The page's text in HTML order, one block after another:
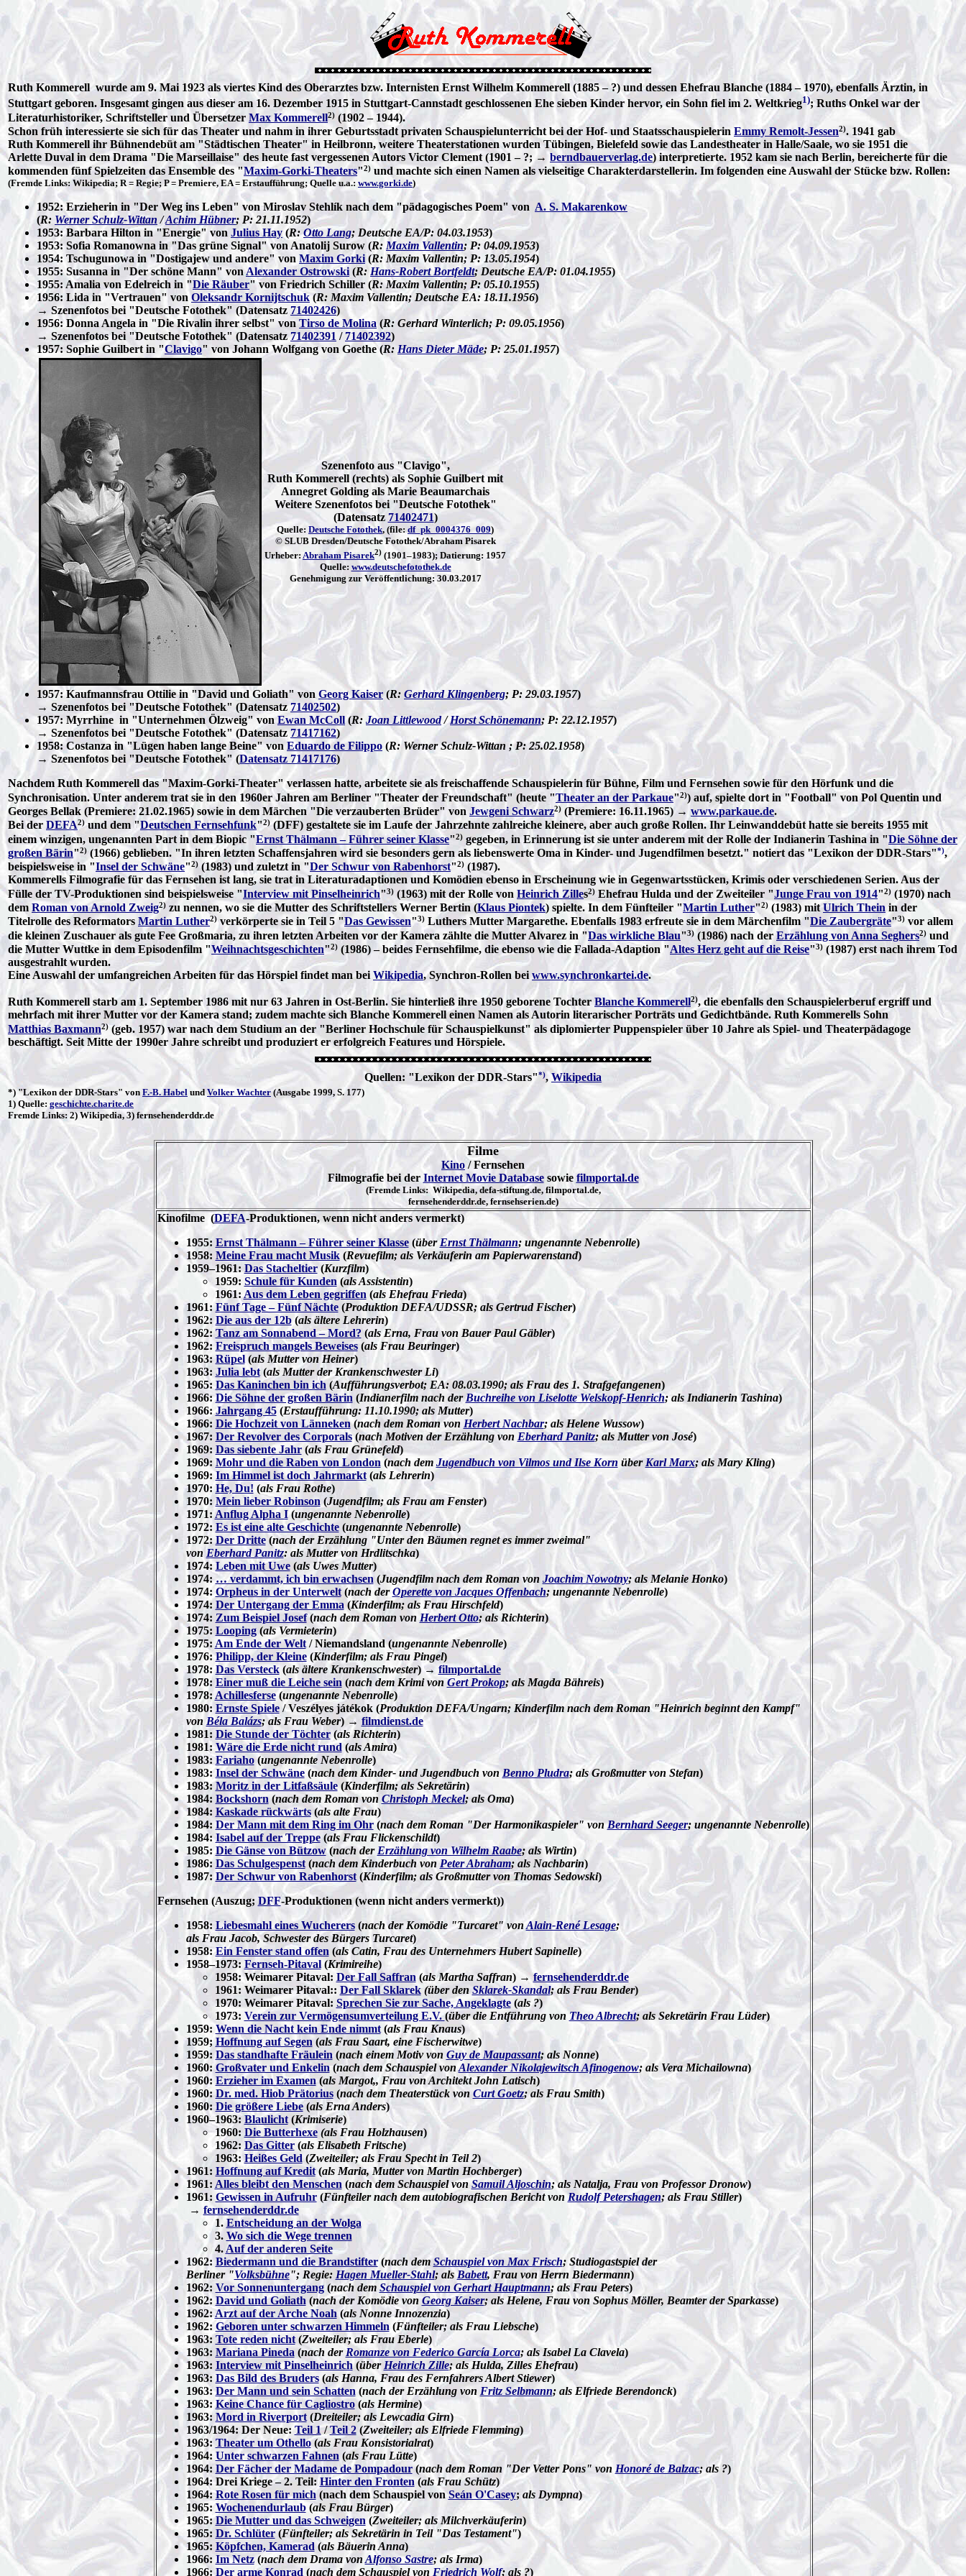
Ruth Kommerell wurde am 9. Mai 1923 als viertes Kind des Oberarztes bzw. Internisten Ernst Wilhelm Kommerell (1885 – ?) und dessen Ehefrau Blanche (1884 – 1970), ebenfalls Ärztin, in
Stuttgart geboren. Insgesamt gingen aus dieser am 16. Dezember 1915 in Stuttgart-Cannstadt geschlossenen Ehe sieben Kinder hervor, ein Sohn fiel im 2. Weltkrieg1); Ruths Onkel war der
Literaturhistoriker, Schriftsteller und Übersetzer Max Kommerell2) (1902 – 1944).
Schon früh interessierte sie sich für das Theater und nahm in ihrer Geburtsstadt privaten Schauspielunterricht bei der Hof- und Staatsschauspielerin Emmy Remolt-Jessen2). 1941 gab
Ruth Kommerell ihr Bühnendebüt am "Städtischen Theater" in Heilbronn, weitere Theaterstationen wurden Tübingen, Bielefeld sowie das Landestheater in Halle/Saale, wo sie 1951 die
Arlette Duval in dem Drama "Die Marseillaise" des heute fast vergessenen Autors Victor Clement (1901 – ?; → berndbauerverlag.de) interpretierte. 1952 kam sie nach Berlin, bereicherte für die
kommenden fünf Spielzeiten das Ensemble des "Maxim-Gorki-Theaters"2) und machte sich einen Namen als vielseitige Charakterdarstellerin. Im folgenden eine Auswahl der Stücke bzw. Rollen:
(Fremde Links: Wikipedia; R = Regie; P = Premiere, EA = Erstaufführung; Quelle u.a.: www.gorki.de)
1952: Erzieherin in "Der Weg ins Leben" von Miroslav Stehlík nach dem "pädagogisches Poem" von A. S. Makarenkow
(R: Werner Schulz-Wittan /Achim Hübner; P: 21.11.1952)
1953: Barbara Hilton in "Energie" von Julius Hay (R:Otto Lang; Deutsche EA/P: 04.03.1953)
1953: Sofia Romanowna in "Das grüne Signal" von Anatolij Surow (R: Maxim Vallentin; P: 04.09.1953)
1954: Tschugunowa in "Dostigajew und andere" von Maxim Gorki (R: Maxim Vallentin; P: 13.05.1954)
1955: Susanna in "Der schöne Mann" vonAlexander Ostrowski (R: Hans-Robert Bortfeldt; Deutsche EA/P: 01.04.1955)
1955: Amalia von Edelreich in "Die Räuber" von Friedrich Schiller (R: Maxim Vallentin; P: 05.10.1955)
1956: Lida in "Vertrauen" vonOleksandr Kornijtschuk(R: Maxim Vallentin; Deutsche EA: 18.11.1956)
→ Szenenfotos bei "Deutsche Fotothek" (Datensatz 71402426)
1956: Donna Angela in "Die Rivalin ihrer selbst" von Tirso de Molina (R: Gerhard Winterlich; P: 09.05.1956)
→ Szenenfotos bei "Deutsche Fotothek" (Datensatz71402391 / 71402392)
1957: Sophie Guilbert in "Clavigo" von Johann Wolfgang von Goethe (R: Hans Dieter Mäde; P: 25.01.1957)
Szenenfoto aus "Clavigo",
Ruth Kommerell (rechts) als Sophie Guilbert mit
Annegret Golding als Marie Beaumarchais
Weitere Szenenfotos bei "Deutsche Fotothek"
(Datensatz 71402471)
Quelle: Deutsche Fotothek, (file: df_pk_0004376_009)
© SLUB Dresden/Deutsche Fotothek/Abraham Pisarek
Urheber: Abraham Pisarek2) (1901–1983); Datierung: 1957
Quelle: www.deutschefotothek.de
Genehmigung zur Veröffentlichung: 30.03.2017
1957: Kaufmannsfrau Ottilie in "David und Goliath" von Georg Kaiser (R: Gerhard Klingenberg; P: 29.03.1957)
→ Szenenfotos bei "Deutsche Fotothek" (Datensatz71402502)
1957: Myrrhine in "Unternehmen Ölzweig" vonEwan McColl(R: Joan Littlewood/Horst Schönemann; P: 22.12.1957)
→ Szenenfotos bei "Deutsche Fotothek" (Datensatz71417162)
1958: Costanza in "Lügen haben lange Beine" von Eduardo de Filippo (R: Werner Schulz-Wittan ; P: 25.02.1958)
→ Szenenfotos bei "Deutsche Fotothek" (Datensatz 71417176)
Nachdem Ruth Kommerell das "Maxim-Gorki-Theater" verlassen hatte, arbeitete sie als freischaffende Schauspielerin für Bühne, Film und Fernsehen sowie für den Hörfunk und die
Synchronisation. Unter anderem trat sie in den 1960er Jahren am Berliner "Theater der Freundschaft" (heute "Theater an der Parkaue"2)) auf, spielte dort in "Football" von Pol Quentin und
Georges Bellak (Premiere: 21.02.1965) sowie in dem Märchen "Die verzauberten Brüder" von Jewgeni Schwarz2) (Premiere: 16.11.1965) → www.parkaue.de.
Bei der DEFA2)und dem "Deutschen Fernsehfunk"2)(DFF) gestaltete sie im Laufe der Jahrzehnte zahlreiche kleinere, aber auch große Rollen. Ihr Leinwanddebüt hatte sie bereits 1955 mit
einem winzigen, ungenannten Part in dem Biopic "Ernst Thälmann – Führer seiner Klasse"2) gegeben, in Erinnerung ist sie unter anderem mit der Rolle der Indianerin Tashina in "Die Söhne der
großen Bärin"2) (1966) geblieben. "In ihren letzten Schaffensjahren wird sie besonders gern als liebenswerte Oma in Kinder- und Jugendfilmen besetzt." notiert das "Lexikon der DDR-Stars"*),
beispielsweise in "Insel der Schwäne"2) (1983) und zuletzt in "Der Schwur von Rabenhorst"2) (1987).
Kommerells Filmografie für das Fernsehen ist lang, sie trat in Literaturadaptionen und Komödien ebenso in Erscheinung wie in Gegenwartsstücken, Krimis oder verschiedenen Serien. Aus der
Fülle der TV-Produktionen sind beispielsweise "Interview mit Pinselheinrich"3) (1963) mit der Rolle von Heinrich Zilles2) Ehefrau Hulda und der Zweiteiler "Junge Frau von 1914"2) (1970) nach
dem Roman von Arnold Zweig2) zu nennen, wo sie die Mutter des Schriftstellers Werner Bertin (Klaus Piontek) spielte. In dem Fünfteiler "Martin Luther"2) (1983) mitUlrich Thein in der
Titelrolle des Reformators Martin Luther2)verkörperte sie in Teil 5 "Das Gewissen"3) Luthers Mutter Margarethe. Ebenfalls 1983 erfreute sie in dem Märchenfilm "Die Zaubergräte"3) vor allem
die kleinen Zuschauer als gute Fee Großmaria, zu ihren letzten Arbeiten vor der Kamera zählte die Mutter Alvarez in "Das wirkliche Blau"3) (1986) nach der Erzählung von Anna Seghers2) und
die Mutter Wuttke in dem Episodenfilm "Weihnachtsgeschichten"2) (1986) – beides Fernsehfilme, die ebenso wie die Fallada-Adaption "Altes Herz geht auf die Reise"3) (1987) erst nach ihrem Tod
ausgestrahlt wurden.
Eine Auswahl der umfangreichen Arbeiten für das Hörspiel findet man bei Wikipedia, Synchron-Rollen bei www.synchronkartei.de.
Ruth Kommerell starb am 1. September 1986 mit nur 63 Jahren in Ost-Berlin. Sie hinterließ ihre 1950 geborene Tochter Blanche Kommerell2), die ebenfalls den Schauspielerberuf ergriff und
mehrfach mit ihrer Mutter vor der Kamera stand; zudem machte sich Blanche Kommerell einen Namen als Autorin literarischer Porträts und Gedichtbände. Ruth Kommerells Sohn
Matthias Baxmann2)(geb. 1957) war nach dem Studium an der "Berliner Hochschule für Schauspielkunst" als diplomierter Puppenspieler über 10 Jahre als Spiel- und Theaterpädagoge
beschäftigt. Seit Mitte der 1990er Jahre schreibt und produziert er erfolgreich Features und Hörspiele.
Quellen: "Lexikon der DDR-Stars"*),Wikipedia
*) "Lexikon der DDR-Stars" von F.-B. Habel undVolker Wachter (Ausgabe 1999, S. 177)
1) Quelle: geschichte.charite.de
Fremde Links: 2) Wikipedia, 3) fernsehenderddr.de
Filme
Kino / Fernsehen
Filmografie bei der Internet Movie Databasesowie filmportal.de
(Fremde Links: Wikipedia, defa-stiftung.de, filmportal.de,
fernsehenderddr.de, fernsehserien.de)
Kinofilme(DEFA-Produktionen, wenn nicht anders vermerkt)
1955: Ernst Thälmann – Führer seiner Klasse(überErnst Thälmann; ungenannte Nebenrolle)
1958: Meine Frau macht Musik(Revuefilm; als Verkäuferin am Papierwarenstand)
1959–1961: Das Stacheltier(Kurzfilm)
1959: Schule für Kunden (als Assistentin)
1961: Aus dem Leben gegriffen (als Ehefrau Frieda)
1961:Fünf Tage – Fünf Nächte(Produktion DEFA/UDSSR; als Gertrud Fischer)
1962: Die aus der 12b(als ältere Lehrerin)
1962:Tanz am Sonnabend – Mord? (als Erna, Frau von Bauer Paul Gäbler)
1962: Freispruch mangels Beweises(als Frau Beuringer)
1963: Rüpel(als Mutter von Heiner)
1963: Julia lebt(als Mutter der Krankenschwester Li)
1965: Das Kaninchen bin ich (Aufführungsverbot; EA: 08.03.1990; als Frau des 1. Strafgefangenen)
1966:Die Söhne der großen Bärin (Indianerfilm nach derBuchreihe von Liselotte Welskopf-Henrich; als Indianerin Tashina)
1966: Jahrgang 45(Erstaufführung: 11.10.1990; als Mutter)
1966: Die Hochzeit von Länneken(nach dem Roman von Herbert Nachbar; als Helene Wussow)
1967: Der Revolver des Corporals(nach Motiven der Erzählung von Eberhard Panitz; als Mutter von José)
1969: Das siebente Jahr(als Frau Grünefeld)
1969: Mohr und die Raben von London (nach dem Jugendbuch von Vilmos und Ilse Korn über Karl Marx; als Mary Kling)
1969: Im Himmel ist doch Jahrmarkt(als Lehrerin)
1970: He, Du! (als Frau Rothe)
1970: Mein lieber Robinson (Jugendfilm; als Frau am Fenster)
1971: Anflug Alpha I(ungenannte Nebenrolle)
1972: Es ist eine alte Geschichte(ungenannte Nebenrolle)
1972: Der Dritte(nach der Erzählung "Unter den Bäumen regnet es immer zweimal"
von Eberhard Panitz: als Mutter von Hrdlitschka)
1974: Leben mit Uwe(als Uwes Mutter)
1974:… verdammt, ich bin erwachsen (Jugendfilm nach dem Roman von Joachim Nowotny; als Melanie Honko)
1974: Orpheus in der Unterwelt(nach derOperette von Jacques Offenbach; ungenannte Nebenrolle)
1974: Der Untergang der Emma (Kinderfilm; als Frau Hirschfeld)
1974: Zum Beispiel Josef(nach dem Roman von Herbert Otto; als Richterin)
1975: Looping(als Vermieterin)
1975: Am Ende der Welt/ Niemandsland (ungenannte Nebenrolle)
1976:Philipp, der Kleine(Kinderfilm; als Frau Pingel)
1978: Das Versteck(als ältere Krankenschwester) → filmportal.de
1978: Einer muß die Leiche sein (nach dem Krimi von Gert Prokop; als Magda Bähreis)
1978: Achillesferse(ungenannte Nebenrolle)
1980: Ernste Spiele/ Veszélyes játékok (Produktion DEFA/Ungarn; Kinderfilm nach dem Roman "Heinrich beginnt den Kampf"
von Béla Balázs; als Frau Weber) → filmdienst.de
1981: Die Stunde der Töchter(als Richterin)
1981: Wäre die Erde nicht rund (als Amira)
1983:Fariaho(ungenannte Nebenrolle)
1983: Insel der Schwäne(nach dem Kinder- und Jugendbuch vonBenno Pludra; als Großmutter von Stefan)
1983:Moritz in der Litfaßsäule(Kinderfilm; als Sekretärin)
1984: Bockshorn (nach dem Roman von Christoph Meckel; als Oma)
1984: Kaskade rückwärts(als alte Frau)
1984: Der Mann mit dem Ring im Ohr(nach dem Roman "Der Harmonikaspieler" vonBernhard Seeger; ungenannte Nebenrolle)
1984:Isabel auf der Treppe(als Frau Flickenschildt)
1985: Die Gänse von Bützow(nach der Erzählung von Wilhelm Raabe; als Wirtin)
1986: Das Schulgespenst(nach dem Kinderbuch vonPeter Abraham; als Nachbarin)
1987: Der Schwur von Rabenhorst(Kinderfilm; als Großmutter von Thomas Sedowski)
Fernsehen (Auszug; DFF-Produktionen (wenn nicht anders vermerkt))
1958: Liebesmahl eines Wucherers(nach der Komödie "Turcaret" von Alain-René Lesage;
als Frau Jacob, Schwester des Bürgers Turcaret)
1958:Ein Fenster stand offen (als Catin, Frau des Unternehmers Hubert Sapinelle)
1958–1973: Fernseh-Pitaval(Krimireihe)
1958: Weimarer Pitaval: Der Fall Saffran (als Martha Saffran) → fernsehenderddr.de
1961: Weimarer Pitaval:: Der Fall Sklarek (über den Sklarek-Skandal; als Frau Bender)
1970: Weimarer Pitaval: Sprechen Sie zur Sache, Angeklagte(als ?)
1973: Verein zur Vermögensumverteilung E.V.(über die Entführung von Theo Albrecht; als Sekretärin Frau Lüder)
1959: Wenn die Nacht kein Ende nimmt(als Frau Knaus)
1959; Hoffnung auf Segen (als Frau Saart, eine Fischerwitwe)
1959: Das standhafte Fräulein (nach einem Motiv von Guy de Maupassant; als Nonne)
1960:Großvater und Enkelin(nach dem Schauspiel von Alexander Nikolajewitsch Afinogenow; als Vera Michailowna)
1960: Erzieher im Examen (als Margot,, Frau von Architekt John Latisch)
1960:Dr. med. Hiob Prätorius(nach dem Theaterstück von Curt Goetz; als Frau Smith)
1960: Die größere Liebe(als Erna Anders)
1960–1963: Blaulicht(Krimiserie)
1960: Die Butterhexe (als Frau Holzhausen)
1962: Das Gitter(als Elisabeth Fritsche)
1963:Heißes Geld (Zweiteiler; als Frau Specht in Teil 2)
1961: Hoffnung auf Kredit(als Maria, Mutter von Martin Hochberger)
1961: Alles bleibt den Menschen (nach dem Schauspiel von Samuil Aljoschin; als Natalja, Frau von Professor Dronow)
1961: Gewissen in Aufruhr(Fünfteiler nach dem autobiografischen Bericht vonRudolf Petershagen; als Frau Stiller)
→ fernsehenderddr.de
1. Entscheidung an der Wolga
3. Wo sich die Wege trennen
4. Auf der anderen Seite
1962: Biedermann und die Brandstifter(nach demSchauspiel von Max Frisch; Studiogastspiel der
Berliner "Volksbühne"; Regie: Hagen Mueller-Stahl; als Babett, Frau von Herrn Biedermann)
1962: Vor Sonnenuntergang(nach dem Schauspiel von Gerhart Hauptmann; als Frau Peters)
1962: David und Goliath (nach der Komödie von Georg Kaiser; als Helene, Frau von Sophus Möller, Beamter der Sparkasse)
1962: Arzt auf der Arche Noah (als Nonne Innozenzia)
1962: Geboren unter schwarzen Himmeln (Fünfteiler; als Frau Liebsche)
1963: Tote reden nicht(Zweiteiler; als Frau Eberle)
1963: Mariana Pineda (nach der Romanze von Federico García Lorca; als Isabel La Clavela)
1963: Interview mit Pinselheinrich(über Heinrich Zille; als Hulda, Zilles Ehefrau)
1963: Das Bild des Bruders(als Hanna, Frau des Fernfahrers Albert Stiewer)
1963:Der Mann und sein Schatten (nach der Erzählung von Fritz Selbmann; als Elfriede Berendonck)
1963: Keine Chance für Cagliostro(als Hermine)
1963: Mord in Riverport(Dreiteiler; als Lewcadia Girn)
1963/1964: Der Neue: Teil 1/Teil 2(Zweiteiler; als Elfriede Flemming)
1963: Theater um Othello(als Frau Konsistorialrat)
1964: Unter schwarzen Fahnen (als Frau Lütte)
1964: Der Fächer der Madame de Pompadour(nach dem Roman "Der Vetter Pons" von Honoré de Balzac; als ?)
1964: Drei Kriege – 2. Teil:Hinter den Fronten (als Frau Schütz)
1964:Rote Rosen für mich(nach dem Schauspiel vonSeán O'Casey; als Dympna)
1965: Wochenendurlaub(als Frau Bürger)
1965:Die Mutter und das Schweigen (Zweiteiler; als Milchverkäuferin)
1965: Dr. Schlüter(Fünfteiler; als Sekretärin in Teil "Das Testament")
1965: Köpfchen, Kamerad (als Bäuerin Anna)
1966: Im Netz(nach dem Drama von Alfonso Sastre; als Irma)
1966: Der arme Konrad (nach dem Schauspiel von Friedrich Wolf; als ?)